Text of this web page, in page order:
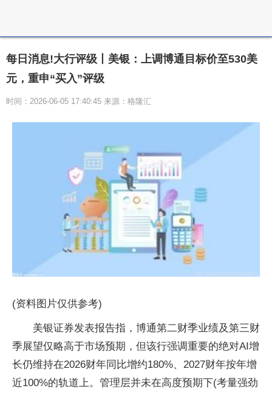
每日消息!大行评级丨美银：上调博通目标价至530美
元，重申“买入”评级
时间：2026-06-05 17:40:45 来源：格隆汇
(资料图片仅供参考)
美银证券发表报告指，博通第二财季业绩及第三财
季展望仅略高于市场预期，但该行强调重要的绝对AI增
长仍维持在2026财年同比增约180%、2027财年按年增
近100%的轨道上。管理层并未在高度预期下(考量强劲